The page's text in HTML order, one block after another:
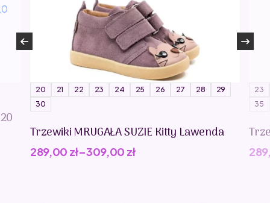
20 21 22 23 24 25 26 27 28
29
30
Trzewiki MRUGAŁA SUZIE Kitty Lawenda
289,00 zł–309,00 zł
23
35